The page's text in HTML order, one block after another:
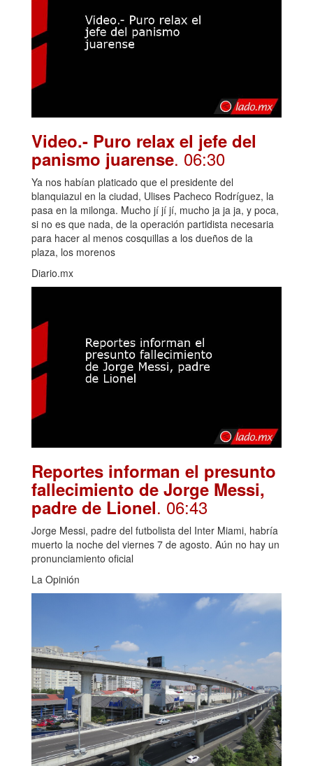
Video.- Puro relax el jefe del
panismo juarense. 06:30
Ya nos habían platicado que el presidente del
blanquiazul en la ciudad, Ulises Pacheco Rodríguez, la
pasa en la milonga. Mucho jí jí jí, mucho ja ja ja, y poca,
si no es que nada, de la operación partidista necesaria
para hacer al menos cosquillas a los dueños de la
plaza, los morenos
Diario.mx
Reportes informan el presunto
fallecimiento de Jorge Messi,
padre de Lionel. 06:43
Jorge Messi, padre del futbolista del Inter Miami, habría
muerto la noche del viernes 7 de agosto. Aún no hay un
pronunciamiento oficial
La Opinión